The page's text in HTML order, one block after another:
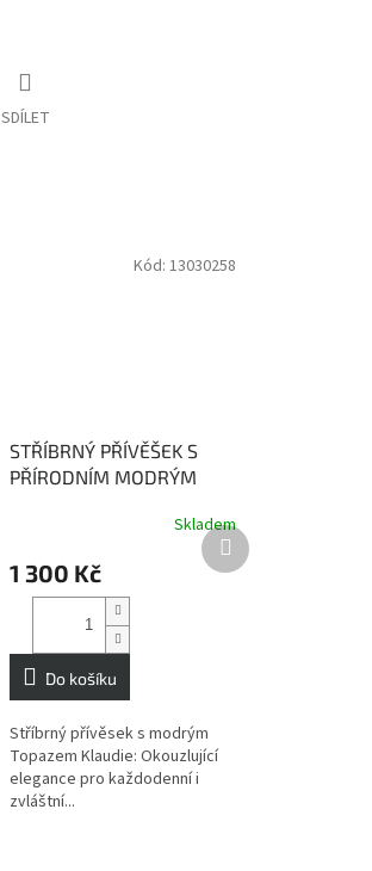
SDÍLET
56 57
STŘÍBRNÝ PŘÍVĚŠEK S
PŘÍRODNÍM MODRÝM
Topaz
sebeuvědomění
Skladem
1 300 Kč
Do košíku
Stříbrný přívěsek s modrým
Topazem Klaudie: Okouzlující
elegance pro každodenní i
zvláštní...
Kód: 13030258
Další
produkt